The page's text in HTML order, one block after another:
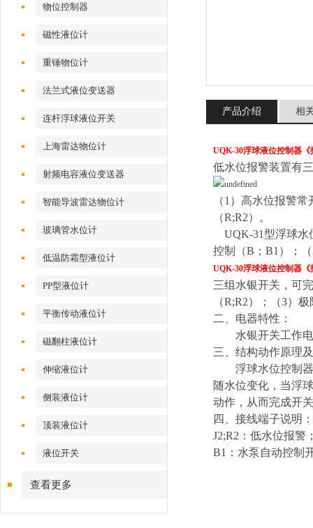
物位控制器
磁性液位计
重锤物位计
法兰式液位变送器
连杆浮球液位开关
上海雷达物位计
射频电容液位变送器
智能导波雷达物位计
玻璃管水位计
低温防霜型液位计
PP型液位计
平衡传动液位计
磁翻柱液位计
伸缩液位计
侧装液位计
顶装液位计
液位开关
查看更多
产品介绍 相
UQK-30浮球液位控制器
低水位报警装置有
（1）高水位报警
（R;R2）。
UQK-31型浮球水
控制（B；B1）；
UQK-30浮球液位控制器
三组水银开关，可
（R;R2）；（3）
二、电器特性：
水银开关工作
三、结构动作原理
浮球水位控制器
随水位变化，当浮
动作，从而完成开
四、接线端子说明
J2;R2：低水位报警
B1：水泵自动控制